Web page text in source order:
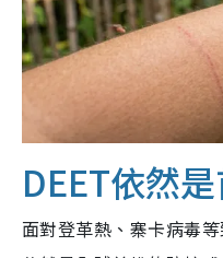
DEET依然
面對登革熱、寨卡病毒